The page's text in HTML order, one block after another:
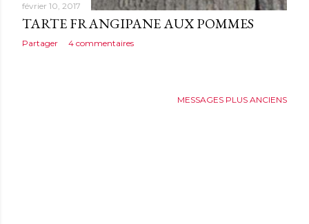
février 10, 2017
TARTE FRANGIPANE AUX POMMES
Partager 4 commentaires
MESSAGES PLUS ANCIENS